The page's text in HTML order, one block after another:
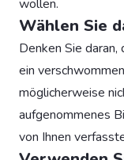
wollen.
Wählen Sie
Denken Sie
ein
möglicherweise
aufgenommenes
von Ihnen